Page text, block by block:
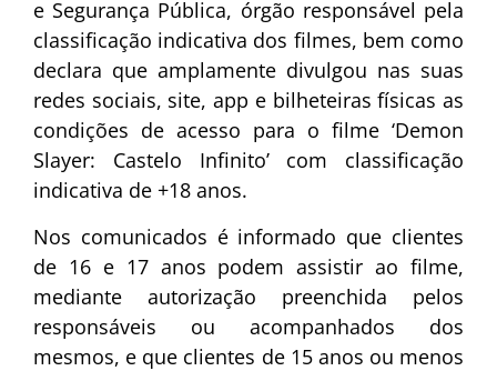
e Segurança Pública, órgão responsável pela
classificação indicativa dos filmes, bem como
declara que amplamente divulgou nas suas
redes sociais, site, app e bilheteiras físicas as
condições de acesso para o filme ‘Demon
Slayer: Castelo Infinito’ com classificação
indicativa de +18 anos.
Nos comunicados é informado que clientes
de 16 e 17 anos podem assistir ao filme,
mediante autorização preenchida pelos
responsáveis ou acompanhados dos
mesmos, e que clientes de 15 anos ou menos